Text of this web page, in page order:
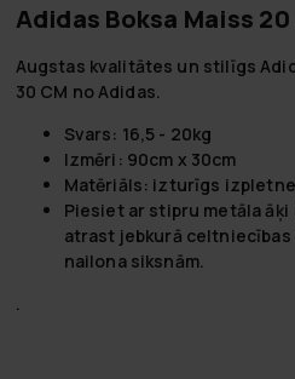
Adidas Boksa Maiss 20
Augstas kvalitātes un stilīgs
30 CM no Adidas.
Svars: 16,5 - 20kg
Izmēri: 90cm x 30cm
Matēriāls: izturīgs
Piesiet ar stipru metāla
atrast jebkurā
nailona siksnām.
.